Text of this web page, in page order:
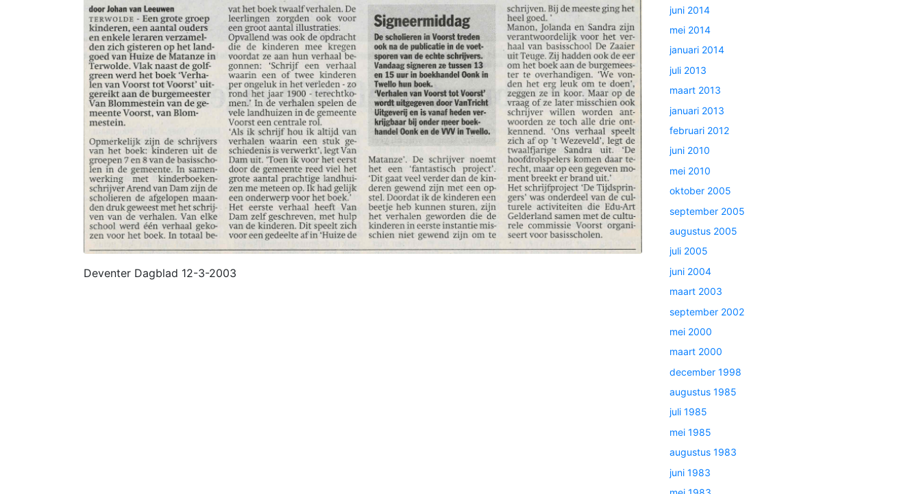
Deventer Dagblad 12-3-2003
juni 2014
mei 2014
januari 2014
juli 2013
maart 2013
januari 2013
februari 2012
juni 2010
mei 2010
oktober 2005
september 2005
augustus 2005
juli 2005
juni 2004
maart 2003
september 2002
mei 2000
maart 2000
december 1998
augustus 1985
juli 1985
mei 1985
augustus 1983
juni 1983